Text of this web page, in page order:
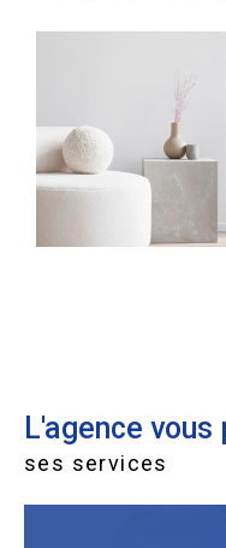
En combinant les
accompagnement
offrons un service
vos besoins et à vos
Pourquoi choisir
:
réactive et engagée
un bien en gestion
bénéficier de conseils
Contactez-nousdès
L'agence
ses services